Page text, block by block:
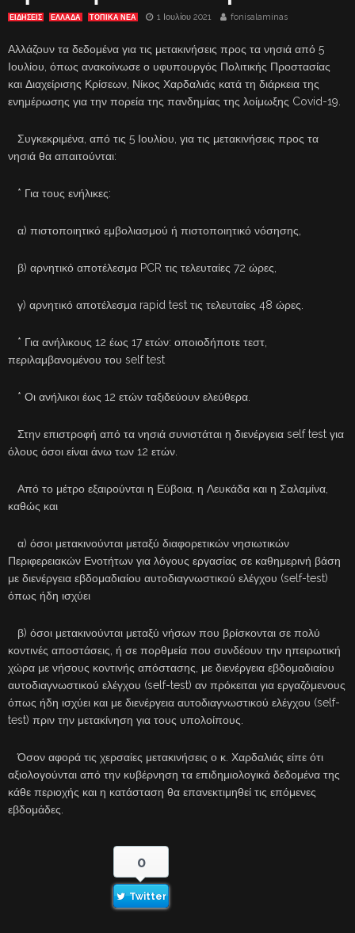
ΕΙΔΗΣΕΙΣ ΕΛΛΑΔΑ ΤΟΠΙΚΑ ΝΕΑ 1 Ιουλίου 2021 fonisalaminas
Αλλάζουν τα δεδομένα για τις μετακινήσεις προς τα νησιά από 5
Ιουλίου, όπως ανακοίνωσε ο υφυπουργός Πολιτικής Προστασίας
και Διαχείρισης Κρίσεων, Νίκος Χαρδαλιάς κατά τη διάρκεια της
ενημέρωσης για την πορεία της πανδημίας της λοίμωξης Covid-19.
Συγκεκριμένα, από τις 5 Ιουλίου, για τις μετακινήσεις προς τα
νησιά θα απαιτούνται:
* Για τους ενήλικες:
α) πιστοποιητικό εμβολιασμού ή πιστοποιητικό νόσησης,
β) αρνητικό αποτέλεσμα PCR τις τελευταίες 72 ώρες,
γ) αρνητικό αποτέλεσμα rapid test τις τελευταίες 48 ώρες.
* Για ανήλικους 12 έως 17 ετών: οποιοδήποτε τεστ,
περιλαμβανομένου του self test
* Οι ανήλικοι έως 12 ετών ταξιδεύουν ελεύθερα.
Στην επιστροφή από τα νησιά συνιστάται η διενέργεια self test για
όλους όσοι είναι άνω των 12 ετών.
Από το μέτρο εξαιρούνται η Εύβοια, η Λευκάδα και η Σαλαμίνα,
καθώς και
α) όσοι μετακινούνται μεταξύ διαφορετικών νησιωτικών
Περιφερειακών Ενοτήτων για λόγους εργασίας σε καθημερινή βάση
με διενέργεια εβδομαδιαίου αυτοδιαγνωστικού ελέγχου (self-test)
όπως ήδη ισχύει
β) όσοι μετακινούνται μεταξύ νήσων που βρίσκονται σε πολύ
κοντινές αποστάσεις, ή σε πορθμεία που συνδέουν την ηπειρωτική
χώρα με νήσους κοντινής απόστασης, με διενέργεια εβδομαδιαίου
αυτοδιαγνωστικού ελέγχου (self-test) αν πρόκειται για εργαζόμενους
όπως ήδη ισχύει και με διενέργεια αυτοδιαγνωστικού ελέγχου (self-
test) πριν την μετακίνηση για τους υπολοίπους.
Όσον αφορά τις χερσαίες μετακινήσεις ο κ. Χαρδαλιάς είπε ότι
αξιολογούνται από την κυβέρνηση τα επιδημιολογικά δεδομένα της
κάθε περιοχής και η κατάσταση θα επανεκτιμηθεί τις επόμενες
εβδομάδες.
0
Twitter